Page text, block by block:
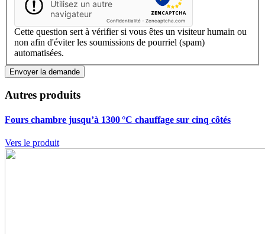
Utilisez un autre
navigateur
Confidentialité - Zencaptcha.com
Cette question sert à vérifier si vous êtes un visiteur humain ou
non afin d'éviter les soumissions de pourriel (spam)
automatisées.
Autres produits
Fours chambre jusqu’à 1300 °C chauffage sur cinq côtés
Vers le produit